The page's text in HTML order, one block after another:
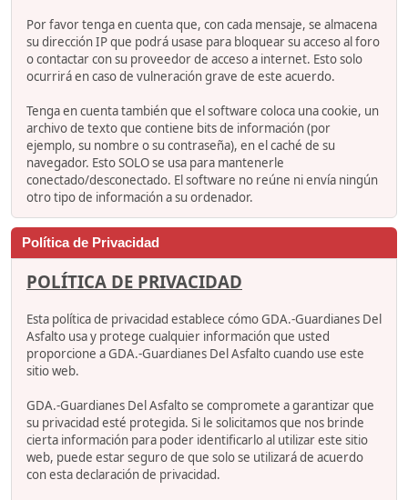
Por favor tenga en cuenta que, con cada mensaje, se almacena
su dirección IP que podrá usase para bloquear su acceso al foro
o contactar con su proveedor de acceso a internet. Esto solo
ocurrirá en caso de vulneración grave de este acuerdo.
Tenga en cuenta también que el software coloca una cookie, un
archivo de texto que contiene bits de información (por
ejemplo, su nombre o su contraseña), en el caché de su
navegador. Esto SOLO se usa para mantenerle
conectado/desconectado. El software no reúne ni envía ningún
otro tipo de información a su ordenador.
Política de Privacidad
POLÍTICA DE PRIVACIDAD
Esta política de privacidad establece cómo GDA.-Guardianes Del
Asfalto usa y protege cualquier información que usted
proporcione a GDA.-Guardianes Del Asfalto cuando use este
sitio web.
GDA.-Guardianes Del Asfalto se compromete a garantizar que
su privacidad esté protegida. Si le solicitamos que nos brinde
cierta información para poder identificarlo al utilizar este sitio
web, puede estar seguro de que solo se utilizará de acuerdo
con esta declaración de privacidad.